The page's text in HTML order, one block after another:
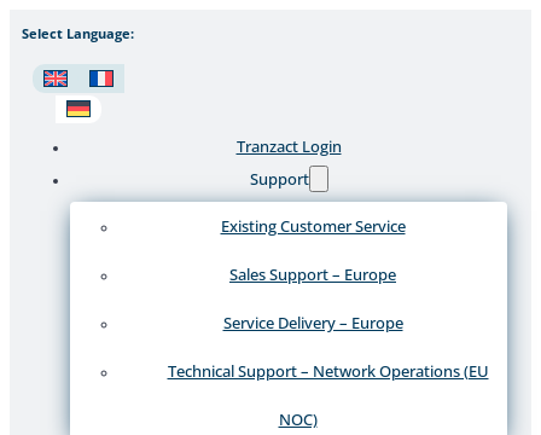
Select Language:
Tranzact Login
Support
Existing Customer Service
Sales Support – Europe
Service Delivery – Europe
Technical Support – Network Operations (EU
NOC)